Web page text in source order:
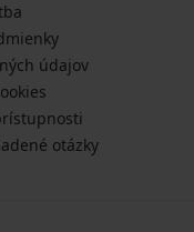
údajov
otázky